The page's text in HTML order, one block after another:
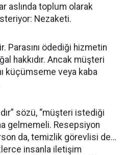
aslında toplum olarak
Nezaketi.
Parasını ödediği hizmetin
hakkıdır. Ancak müşteri
küçümseme veya kaba
sözü, “müşteri istediği
gelmemeli. Resepsiyon
da, temizlik görevlisi de…
insanla iletişim